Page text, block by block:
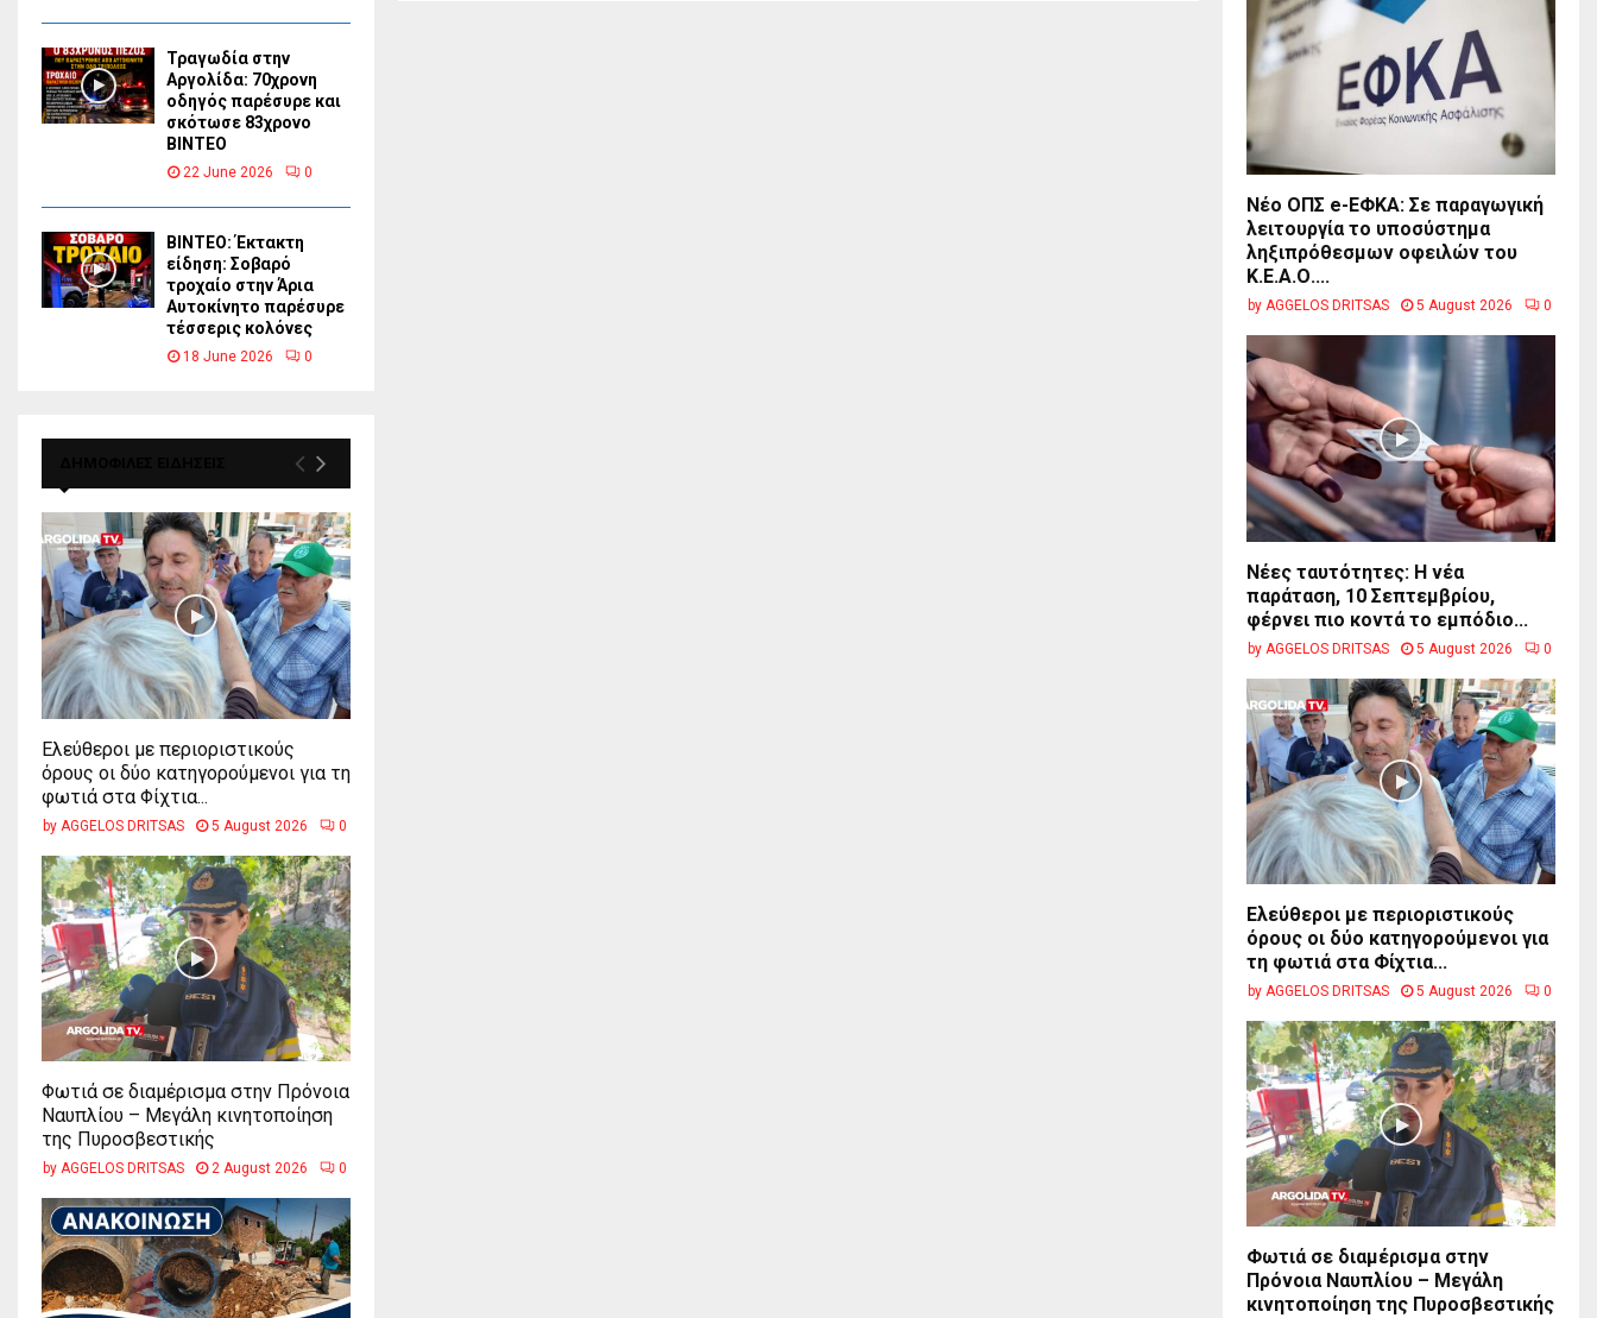
Τραγωδία στην
Αργολίδα: 70χρονη
οδηγός παρέσυρε και
σκότωσε 83χρονο
ΒΙΝΤΕΟ
22 June 2026 0
ΒΙΝΤΕΟ: Έκτακτη
είδηση: Σοβαρό
τροχαίο στην Άρια
Αυτοκίνητο παρέσυρε
τέσσερις κολόνες
18 June 2026 0
Ελεύθεροι με περιοριστικούς
όρους οι δύο κατηγορούμενοι για τη
φωτιά στα Φίχτια...
by AGGELOS DRITSAS 5 August 2026 0
Φωτιά σε διαμέρισμα στην Πρόνοια
Ναυπλίου – Μεγάλη κινητοποίηση
της Πυροσβεστικής
by AGGELOS DRITSAS 2 August 2026 0
Νέο ΟΠΣ e-ΕΦΚΑ: Σε παραγωγική
λειτουργία το υποσύστημα
ληξιπρόθεσμων οφειλών του
Κ.Ε.Α.Ο....
by AGGELOS DRITSAS 5 August 2026 0
Νέες ταυτότητες: Η νέα
παράταση, 10 Σεπτεμβρίου,
φέρνει πιο κοντά το εμπόδιο...
by AGGELOS DRITSAS 5 August 2026 0
Ελεύθεροι με περιοριστικούς
όρους οι δύο κατηγορούμενοι για
τη φωτιά στα Φίχτια...
by AGGELOS DRITSAS 5 August 2026 0
Φωτιά σε διαμέρισμα στην
Πρόνοια Ναυπλίου – Μεγάλη
κινητοποίηση της Πυροσβεστικής